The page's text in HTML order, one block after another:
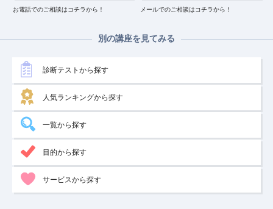
お電話でのご相談はコチラから！ メールでのご相談はコチラから！
別の講座を見てみる
診断テストから探す
人気ランキングから探す
一覧から探す
目的から探す
サービスから探す